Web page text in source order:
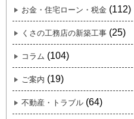
お金・住宅ローン・税金 (112)
くさの工務店の新築工事 (25)
コラム (104)
ご案内 (19)
不動産・トラブル (64)